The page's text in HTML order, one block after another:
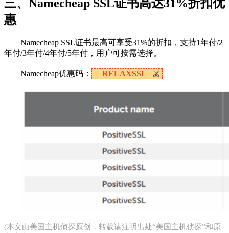
三、Namecheap SSL证书高达31%折扣优
惠
Namecheap SSL证书最高可享受31%的折扣，支持1年付/2
年付/3年付/4年付/5年付，用户可按需选择。
Namecheap优惠码： RELAXSSL
(本文由美国主机侦探原创，转载请注明出处“美国主机侦探”和原